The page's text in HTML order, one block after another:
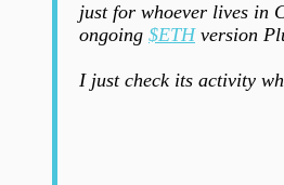
just for whoever lives in
ongoing $ETHversion
I just check its activity